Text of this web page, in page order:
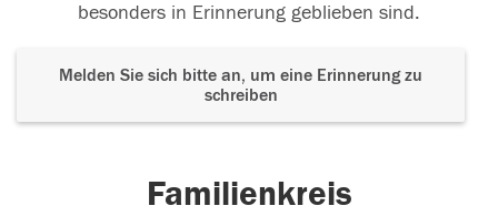
besonders in Erinnerung geblieben sind.
Melden Sie sich bitte an, um eine Erinnerung zu
schreiben
Familienkreis